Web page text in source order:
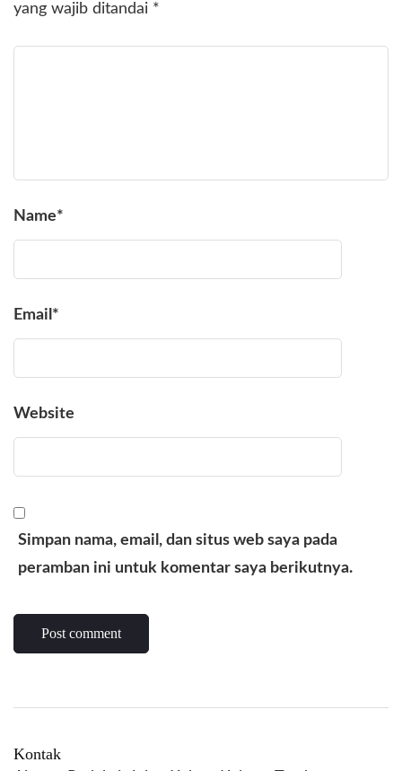
yang wajib ditandai *
Name*
Email *
Website
Simpan nama, email, dan situs web saya pada
peramban ini untuk komentar saya berikutnya.
Kontak